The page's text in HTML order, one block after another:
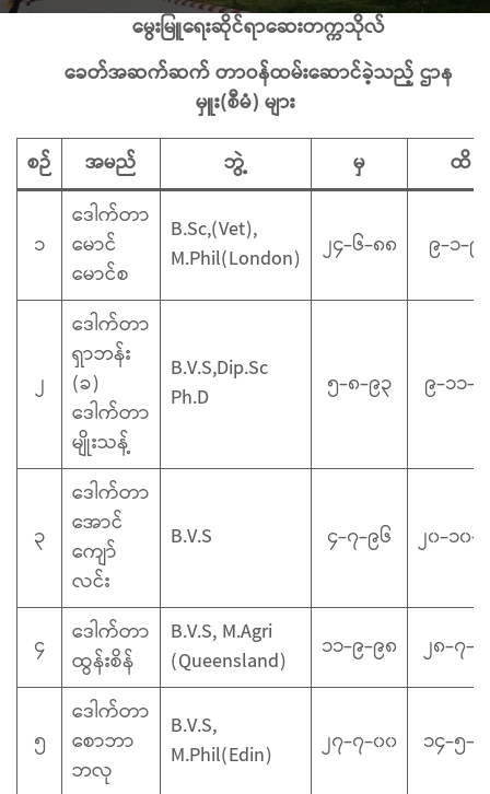
မွေးမြူရေးဆိုင်ရာဆေးတက္ကသိုလ်
ခေတ်အဆက်ဆက် တာဝန်ထမ်းဆောင်ခဲ့သည့် ဌာန
မှူး(စီမံ) များ
စဉ်
အမည် ဘွဲ့ မှ ထိ
၁
ဒေါက်တာ
မောင်
မောင်စ
B.Sc,(Vet),
M.Phil(London)
၂၄-၆-၈၈ ၉-၁-၉
၂
ဒေါက်တာ
ရှာဘန်း
(ခ)
ဒေါက်တာ
မျိုးသန့်
B.V.S,Dip.Sc
Ph.D
၅-၈-၉၃ ၉-၁၁-
၃
ဒေါက်တာ
အောင်
ကျော်
လင်း
B.V.S ၄-၇-၉၆ ၂၀-၁၀-
၄
ဒေါက်တာ
ထွန်းစိန်
B.V.S, M.Agri
(Queensland)
၁၁-၉-၉၈ ၂၈-၇-
၅
ဒေါက်တာ
စောဘာ
ဘလု
B.V.S,
M.Phil(Edin)
၂၇-၇-၀၀ ၁၄-၅-